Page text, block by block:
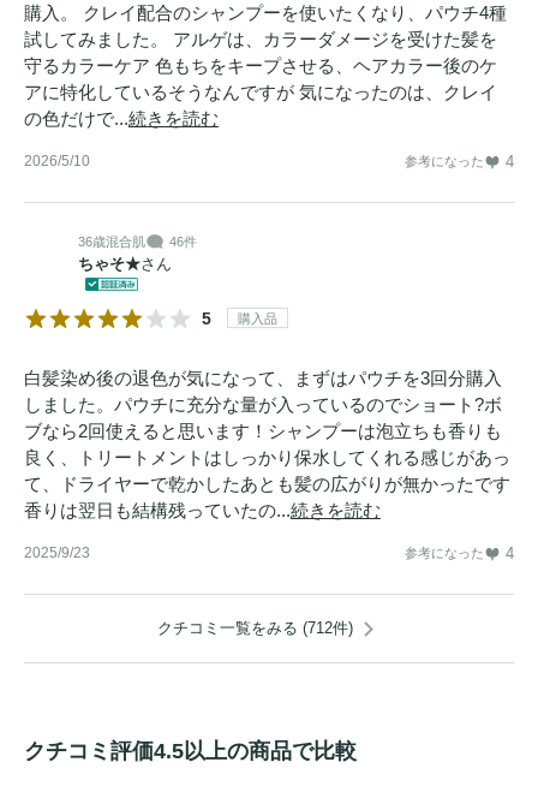
購入。 クレイ配合のシャンプーを使いたくなり、パウチ4種
試してみました。 アルゲは、カラーダメージを受けた髪を
守るカラーケア 色もちをキープさせる、ヘアカラー後のケ
アに特化しているそうなんですが 気になったのは、クレイ
の色だけで...続きを読む
2026/5/10 参考になった 4
36歳混合肌 46件
ちゃそ★さん
5 購入品
白髪染め後の退色が気になって、まずはパウチを3回分購入
しました。パウチに充分な量が入っているのでショート?ボ
ブなら2回使えると思います！シャンプーは泡立ちも香りも
良く、トリートメントはしっかり保水してくれる感じがあっ
て、ドライヤーで乾かしたあとも髪の広がりが無かったです
香りは翌日も結構残っていたの...続きを読む
2025/9/23 参考になった 4
クチコミ一覧をみる (712件)
クチコミ評価4.5以上の商品で比較